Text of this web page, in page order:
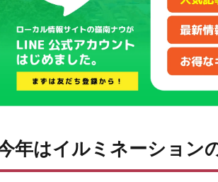
点灯
時間
に変
り！
イル
ミネ
年はイルミネーション